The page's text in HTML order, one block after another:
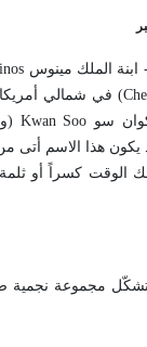
ابنة الملك مينوس
) في شمالي أمريكا
سو Kwan Soo
هذا الاسم أتى من
الوقت كسراً أو
مجموعة نجمية